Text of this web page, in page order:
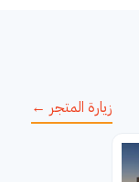
زيارة المتجر ←